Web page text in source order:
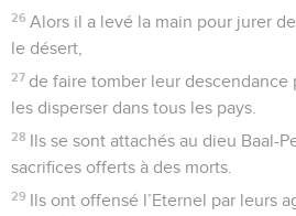
26 Alors il a levé la main pour jurer
le désert,
27 de faire tomber leur descendance
les disperser dans tous les pays.
28 Ils se sont attachés au dieu Baal-
sacrifices offerts à des morts.
29 Ils ont offensé l’Eternel par leurs